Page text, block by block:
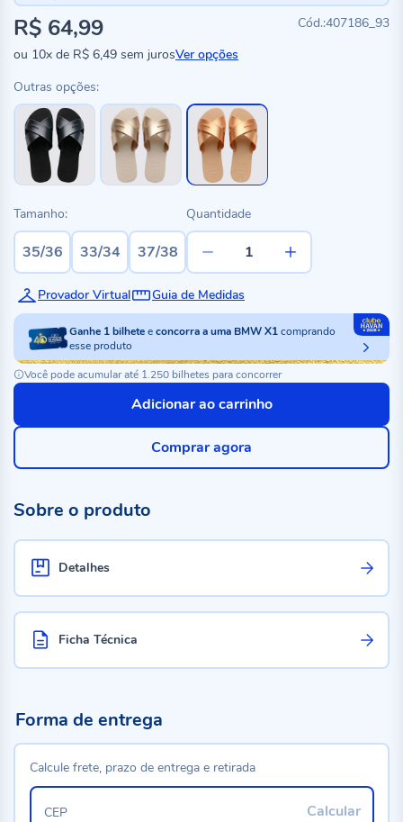
407186_93
R$ 64,99
ou 10x de R$ 6,49 sem jurosVer opções
Outras opções:
Tamanho:
35/36 33/34 37/38
Quantidade
Provador Virtual Guia de Medidas
Ganhe 1bilheteeconcorra a uma BMW X1comprando
esse produto
Você pode acumular até 1.250 bilhetes para concorrer
Adicionar ao carrinho
Comprar agora
Sobre o produto
Detalhes
Ficha Técnica
Forma de entrega
Calcule frete, prazo de entrega e retirada
Calcular
CEP